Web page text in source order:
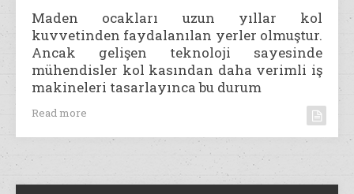
Maden ocakları uzun yıllar kol
kuvvetinden faydalanılan yerler olmuştur.
Ancak gelişen teknoloji sayesinde
mühendisler kol kasından daha verimli iş
makineleri tasarlayınca bu durum
Read more